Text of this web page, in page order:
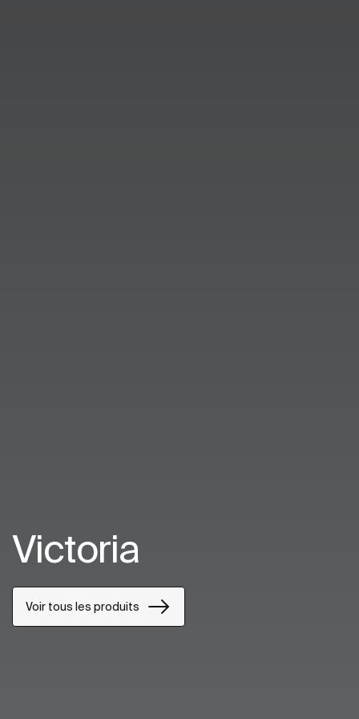
Victoria
Voir tous les produits